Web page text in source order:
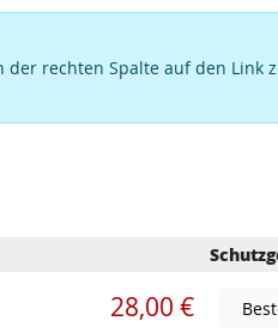
rechten Spalte auf den Link
28,00 €